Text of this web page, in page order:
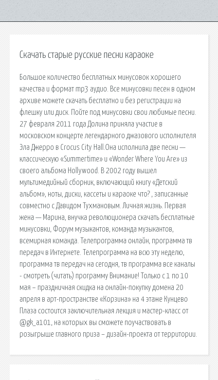
Скачать старые русские песни караоке
Большое количество бесплатных минусовок хорошего
качества и формат mp3 аудио. Все минусовки песен в одном
архиве можете скачать бесплатно и без регистрации на
флешку или диск. Пойте под минусовки свои любимые песни.
27 февраля 2011 года Долина приняла участие в
московском концерте легендарного джазового исполнителя
Эла Джерро в Crocus City Hall.Она исполнила две песни —
классическую «Summertime» и «Wonder Where You Are» из
своего альбома Hollywood. В 2002 году вышел
мультимедийный сборник, включающий книгу «Детский
альбом», ноты, диски, кассеты и караоке что? , записанные
совместно с Давидом Тухмановым. Личная жизнь. Первая
жена — Марина, внучка революционера скачать бесплатные
минусовки, Форум музыкантов, команда музыкантов,
всемирная команда. Телепрограмма онлайн, программа тв
передач в Интернете. Телепрограмма на всю эту неделю,
программа тв передач на сегодня, тв программа все каналы
- смотреть (читать) программу Внимание! Только с 1 по 10
мая – праздничная скидка на онлайн-покупку домена 20
апреля в арт-пространстве «Корзина» на 4 этаже Кунцево
Плаза состоится заключительная лекция и мастер-класс от
@gk_a101, на которых вы сможете поучаствовать в
розыгрыше главного приза – дизайн-проекта от территории.